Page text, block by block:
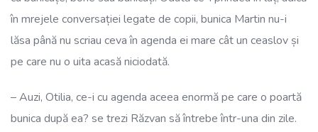
în mrejele conversației legate de copii, bunica Martin nu-i
lăsa până nu scriau ceva în agenda ei mare cât un ceaslov și
pe care nu o uita acasă niciodată.
– Auzi, Otilia, ce-i cu agenda aceea enormă pe care o poartă
bunica după ea? se trezi Răzvan să întrebe într-una din zile.